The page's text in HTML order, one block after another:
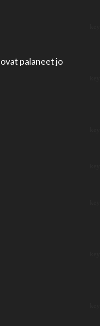
palaneet jo